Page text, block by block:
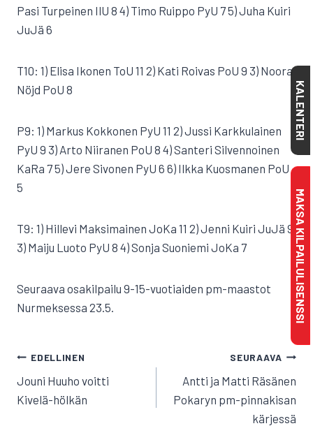
Pasi Turpeinen IlU 8 4) Timo Ruippo PyU 7 5) Juha Kuiri
JuJä 6
T10: 1) Elisa Ikonen ToU 11 2) Kati Roivas PoU 9 3) Noora
Nöjd PoU 8
P9: 1) Markus Kokkonen PyU 11 2) Jussi Karkkulainen
PyU 9 3) Arto Niiranen PoU 8 4) Santeri Silvennoinen
KaRa 7 5) Jere Sivonen PyU 6 6) Ilkka Kuosmanen PoU
5
T9: 1) Hillevi Maksimainen JoKa 11 2) Jenni Kuiri JuJä 9
3) Maiju Luoto PyU 8 4) Sonja Suoniemi JoKa 7
Seuraava osakilpailu 9-15-vuotiaiden pm-maastot
Nurmeksessa 23.5.
ARTIKKELIEN
SELAUS
EDELLINEN
Jouni Huuho voitti
Kivelä-hölkän
SEURAAVA
Antti ja Matti Räsänen
Pokaryn pm-pinnakisan
kärjessä
KALENTERI
MAKSA KILPAILULISENSSI